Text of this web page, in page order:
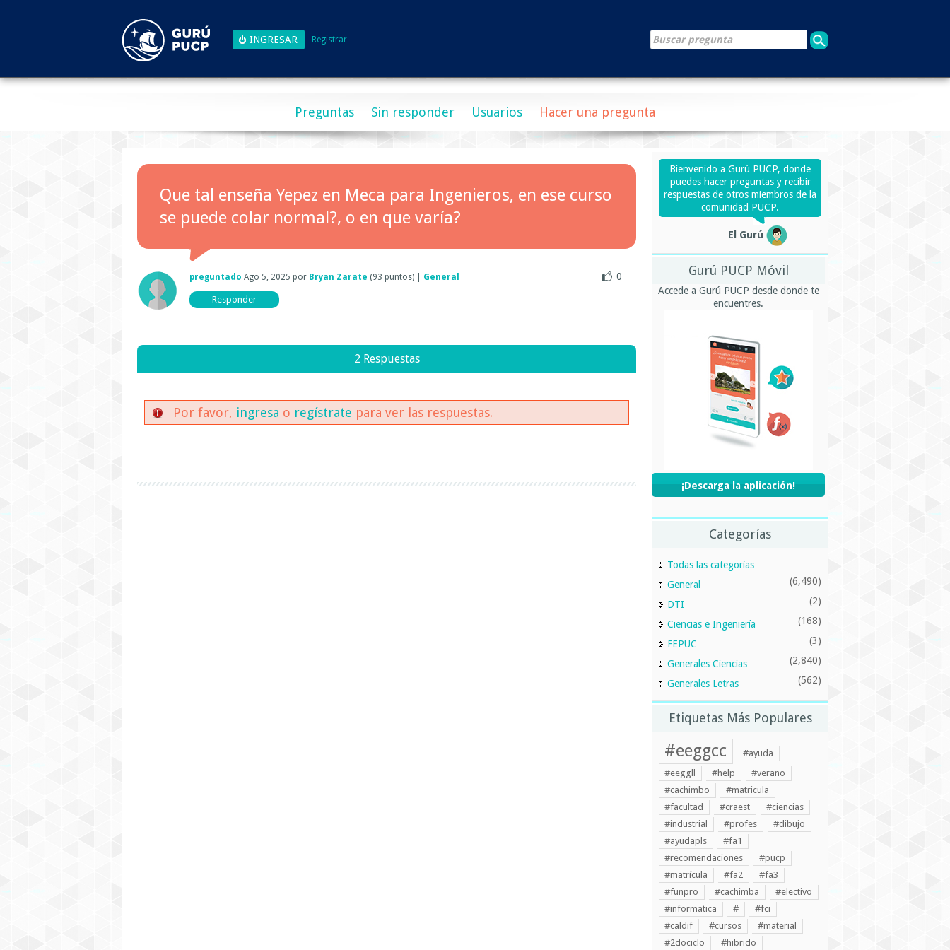
Registrar
Preguntas Sin responder Usuarios Hacer una pregunta
Que tal enseña Yepez en Meca para Ingenieros, en ese curso
se puede colar normal?, o en que varía?
0
preguntado Ago 5, 2025 por Bryan Zarate (93 puntos) General
2 Respuestas
Por favor, ingresa o regístrate para ver las respuestas.
Bienvenido a Gurú PUCP, donde
puedes hacer preguntas y recibir
respuestas de otros miembros de la
comunidad PUCP.
El Gurú
Gurú PUCP Móvil
Accede a Gurú PUCP desde donde te
encuentres.
¡Descarga la aplicación!
Categorías
Todas las categorías
General
(6,490)
DTI (2)
Ciencias e Ingeniería (168)
FEPUC (3)
Generales Ciencias (2,840)
Generales Letras (562)
Etiquetas Más Populares
#eeggcc
#ayuda
#eeggll
#help
#verano
#cachimbo
#matricula
#facultad
#craest
#ciencias
#industrial
#profes
#dibujo
#ayudapls
#fa1
#recomendaciones
#pucp
#matrícula
#fa2
#fa3
#funpro
#cachimba
#electivo
#informatica
#
#fci
#caldif
#cursos
#material
#2dociclo
#hibrido